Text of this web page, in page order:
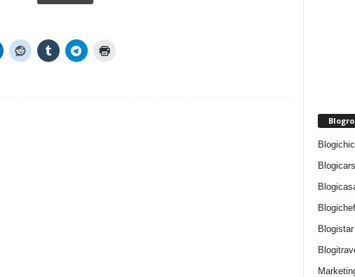
Blogicars
Blogichef
Blogistar